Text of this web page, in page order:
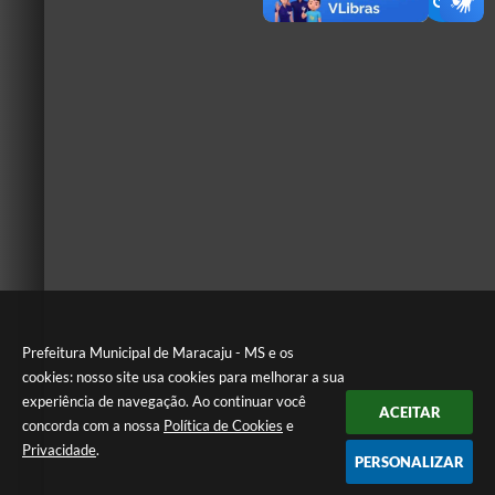
Prefeitura Municipal de Maracaju - MS e os
cookies: nosso site usa cookies para melhorar a sua
experiência de navegação. Ao continuar você
concorda com a nossa Política de Cookies e
Privacidade.
ACEITAR
PERSONALIZAR